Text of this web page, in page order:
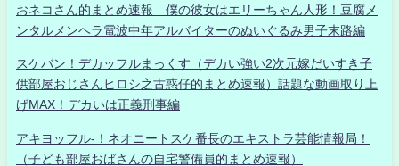
おネコさん的まとめ速報 僕の彼女はエリーちゃん人形！豆腐メ
ンタルメンヘラ電波中年アルバイターのぬいぐるみ男子末路編
スケバン！デカッフルまっくす（デカい強い2次元嫁だいすき子
供部屋おじさんヒロシ之古惑仔的まとめ速報）話題な動画取り上
げMAX！デカいは正義刑事編
アキヨッフル-！ネオニートスケ番長のエキストラ芸能情報局！
（子ども部屋おばさんの自宅警備員的まとめ速報）